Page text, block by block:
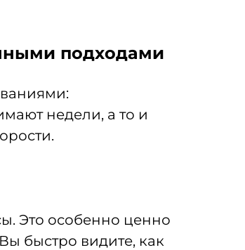
подходами
недели, а то и
Это особенно ценно
быстро видите, как